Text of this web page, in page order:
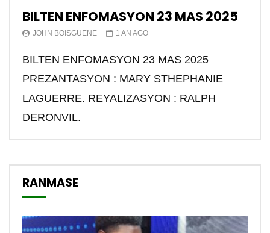
BILTEN ENFOMASYON 23 MAS 2025
JOHN BOISGUENE 1 AN AGO
BILTEN ENFOMASYON 23 MAS 2025
PREZANTASYON : MARY STHEPHANIE
LAGUERRE. REYALIZASYON : RALPH
DERONVIL.
RANMASE